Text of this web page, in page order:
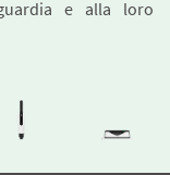
e alla loro